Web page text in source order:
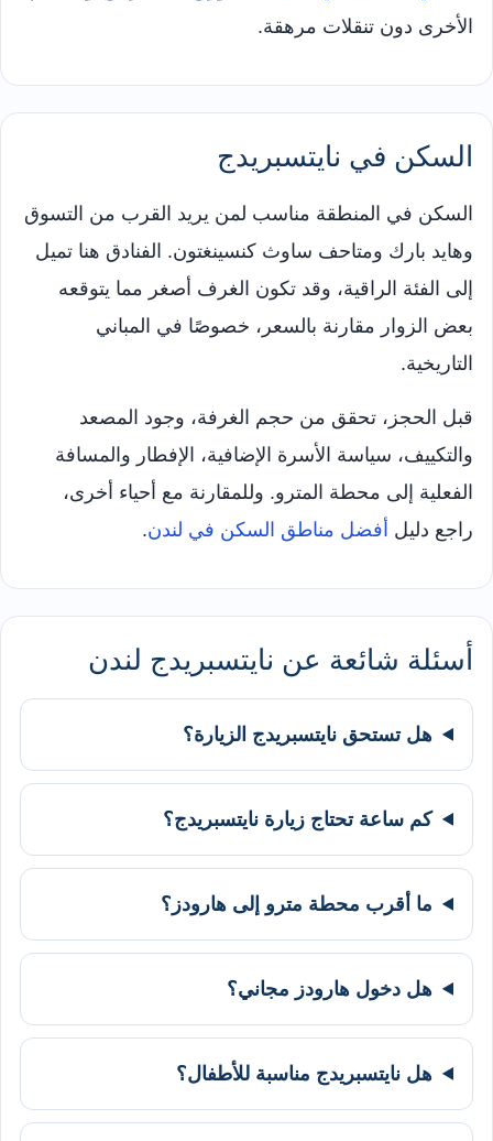
الأخرى دون تنقلات مرهقة.
السكن في نايتسبريدج
السكن في المنطقة مناسب لمن يريد القرب من التسوق
وهايد بارك ومتاحف ساوث كنسينغتون. الفنادق هنا تميل
إلى الفئة الراقية، وقد تكون الغرف أصغر مما يتوقعه
بعض الزوار مقارنة بالسعر، خصوصًا في المباني
التاريخية.
قبل الحجز، تحقق من حجم الغرفة، وجود المصعد
والتكييف، سياسة الأسرة الإضافية، الإفطار والمسافة
الفعلية إلى محطة المترو. وللمقارنة مع أحياء أخرى،
راجع دليل أفضل مناطق السكن في لندن.
أسئلة شائعة عن نايتسبريدج لندن
هل تستحق نايتسبريدج الزيارة؟
كم ساعة تحتاج زيارة نايتسبريدج؟
ما أقرب محطة مترو إلى هارودز؟
هل دخول هارودز مجاني؟
هل نايتسبريدج مناسبة للأطفال؟